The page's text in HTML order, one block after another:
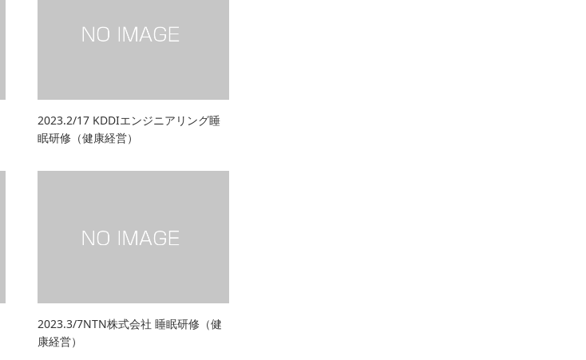
2023.2/17 KDDIエンジニアリング睡
眠研修（健康経営）
2023.3/7NTN株式会社 睡眠研修（健
康経営）